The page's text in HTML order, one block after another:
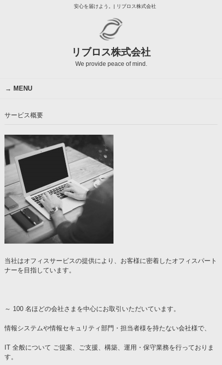
安心を届けよう。| リブロス株式会社
リブロス株式会社
We provide peace of mind.
MENU
サービス概要
当社はオフィスサービスの提供により、お客様に密着したオフィスパート
ナーを目指しています。
～ 100 名ほどの会社さまを中心にお取引いただいています。
情報システムや情報セキュリティ部門・担当者様を持たない会社様で、
IT 全般について ご提案、ご支援、構築、運用・保守業務を行っておりま
す。